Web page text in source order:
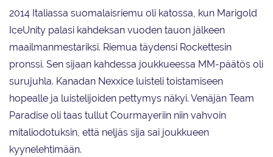
2014 Italiassa suomalaisriemu oli katossa, kun Marigold
IceUnity palasi kahdeksan vuoden tauon jälkeen
maailmanmestariksi. Riemua täydensi Rockettesin
pronssi. Sen sijaan kahdessa joukkueessa MM-päätös oli
surujuhla. Kanadan Nexxice luisteli toistamiseen
hopealle ja luistelijoiden pettymys näkyi. Venäjän Team
Paradise oli taas tullut Courmayeriin niin vahvoin
mitaliodotuksin, että neljäs sija sai joukkueen
kyynelehtimään.